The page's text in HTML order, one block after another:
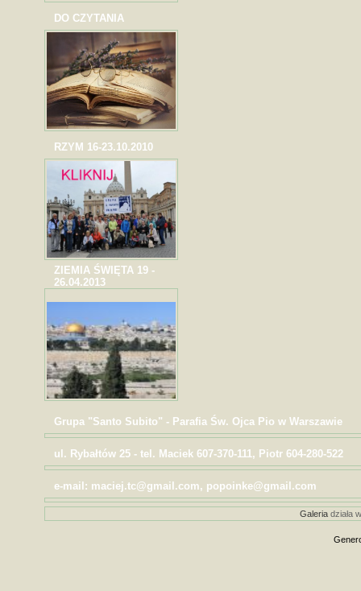
DO CZYTANIA
RZYM 16-23.10.2010
ZIEMIA ŚWIĘTA 19 -
26.04.2013
Grupa "Santo Subito" - Parafia Św. Ojca Pio w Warszawie
ul. Rybałtów 25 - tel. Maciek 607-370-111, Piotr 604-280-522
e-mail: maciej.tc@gmail.com, popoinke@gmail.com
Galeriadziała